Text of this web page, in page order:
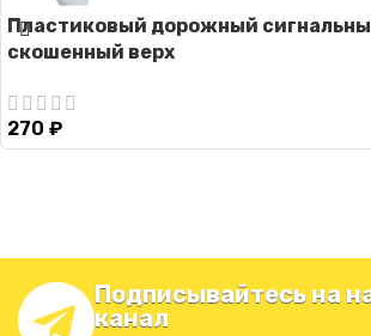
Пластиковый дорожный
скошенный верх
270 ₽
Подписывайтесь на
канал